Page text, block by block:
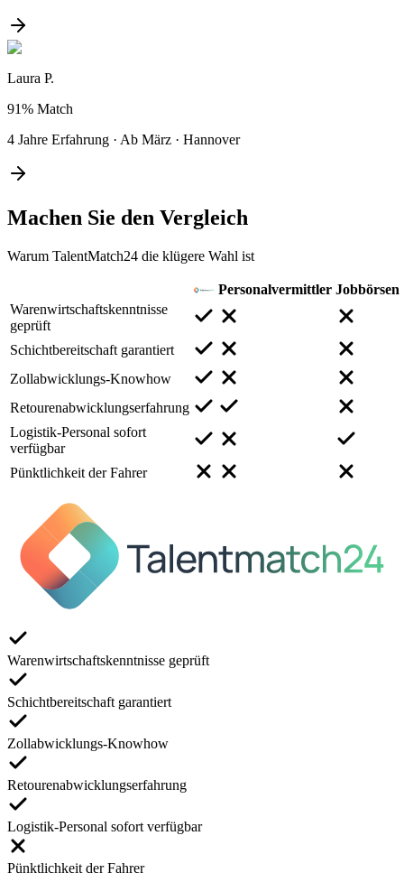
Laura P.
91% Match
4 Jahre Erfahrung · Ab März · Hannover
Machen Sie den Vergleich
Warum TalentMatch24 die klügere Wahl ist
Personalvermittler Jobbörsen
Warenwirtschaftskenntnisse
geprüft
Schichtbereitschaft garantiert
Zollabwicklungs-Knowhow
Retourenabwicklungserfahrung
Logistik-Personal sofort
verfügbar
Pünktlichkeit der Fahrer
Warenwirtschaftskenntnisse geprüft
Schichtbereitschaft garantiert
Zollabwicklungs-Knowhow
Retourenabwicklungserfahrung
Logistik-Personal sofort verfügbar
Pünktlichkeit der Fahrer